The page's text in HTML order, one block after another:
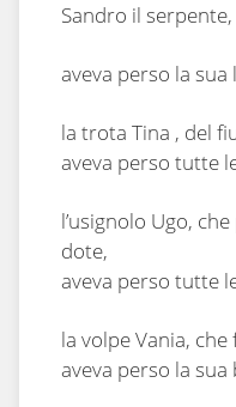
Sandro il
aveva perso la
la trota Tina , del
aveva perso tutte
l’usignolo Ugo,
dote,
aveva perso tutte
la volpe Vania,
aveva perso la sua